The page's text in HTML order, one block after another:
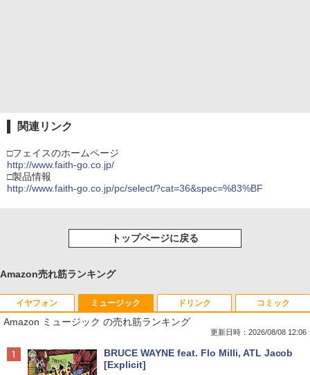
関連リンク
□フェイスのホームページ
http://www.faith-go.co.jp/
□製品情報
http://www.faith-go.co.jp/pc/select/?cat=36&spec=%83%BF
トップページに戻る
Amazon売れ筋ランキング
イヤフォン
Anker Soundcore P40i オフホワイト
ミュージック
Amazon ミュージック の売れ筋ランキング
更新日時：2026/08/08 12:06
BRUCE WAYNE feat. Flo Milli, ATL Jacob
[Explicit]
ドリンク コミック